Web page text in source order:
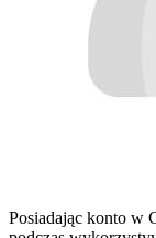
Posiadając konto w